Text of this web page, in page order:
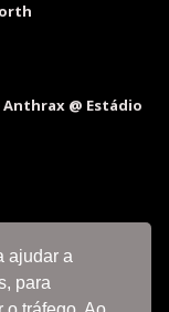
ajudar a
para
@ Estádio